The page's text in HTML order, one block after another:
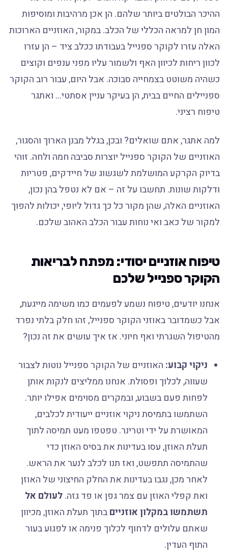
ההיכר הבולטים ביותר שלהם. הן אכן מרהיבות ומוסיפות
המון חן למראה הכללי של הכלב. במקור, האוזניים הארוכות
האלה עזרו לקוקר ספנייל בעבודתו ככלב ציד – הן עזרו
לכוון ריחות לכיוון האף ולשמור עליו מפני ענפים וקוצים
כשהיה משוטט בצמחייה סבוכה. אבל היום, עבור רוב הקוקר
ספניילים החיים בבית, הן בעיקר עניין אסתטי… ואתגר
טיפוח רציני.
למה אתגר, אתם שואלים? ובכן, בגלל מבנן הארוך והסגור,
האוזניים של הקוקר ספנייל יוצרות סביבה חמה ולחה. זוהי
בדיוק הקרקע המושלמת לשגשוג של חיידקים, פטריות
ודלקות שונות. תחשבו על זה – אם לא נטפל בהן נכון,
האוזניים האלה, שהן מקור כל כך גדול ליופי, יכולות להפוך
למקור של כאב ואי נוחות עבור הכלב האהוב שלכם.
טיפוח אוזניים יסודי: מפתח לבריאות
הקוקר ספנייל שלכם
אנחנו יודעים, טיפוח נשמע לפעמים כמו משימה מייגעת,
אבל כשמדובר באוזני הקוקר ספנייל, זהו חלק בלתי נפרד
מהטיפול השגרתי ואף חיוני. אז איך עושים את זה נכון?
ניקוי קבוע:האוזניים של הקוקר ספנייל נוטות לצבור
שעווה, לכלוך ופסולת. אנחנו ממליצים לנקות אותן
לפחות פעם בשבוע, ובמקרים מסוימים אפילו יותר.
השתמשו בתמיסת ניקוי אוזניים ייעודית לכלבים,
המאושרת על ידי וטרינר. טפטפו מעט תמיסה לתוך
תעלת האוזן, עסו בעדינות את בסיס האוזן כדי
שהתמיסה תתפשט, ואז תנו לכלב לנער את הראש.
לאחר מכן, נגבו בעדינות את החלק החיצוני של האוזן
ואת קפלי האוזן עם צמר גפן או פד גזה.לעולם אל
תשתמשו במקלון אוזנייםבתוך תעלת האוזן, מכיוון
שאתם עלולים לדחוף לכלוך פנימה או לפגוע בעור
התוף העדין.